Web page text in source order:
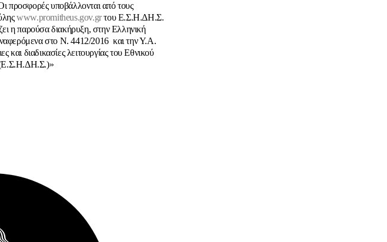
υποβάλλονται από τους
www.promitheus.gov.grτου Ε.Σ.Η.ΔΗ.Σ.
η παρούσα διακήρυξη, στην Ελληνική
στο Ν. 4412/2016 και την Υ.Α.
διαδικασίες λειτουργίας του Εθνικού
(Ε.Σ.Η.ΔΗ.Σ.)»